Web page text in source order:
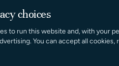
choices
to run this website and, with your
You can accept all